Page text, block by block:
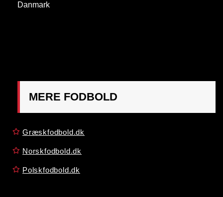
Danmark
MERE FODBOLD
Græskfodbold.dk
Norskfodbold.dk
Polskfodbold.dk